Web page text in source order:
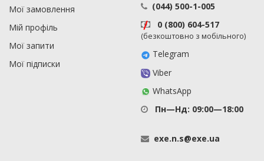
Мої замовлення
Мій профіль
Мої запити
Мої підписки
(044) 500-1-005
0 (800) 604-517
(безкоштовно з мобільного)
Telegram
Viber
WhatsApp
Пн—Нд: 09:00—18:00
exe.n.s@exe.ua